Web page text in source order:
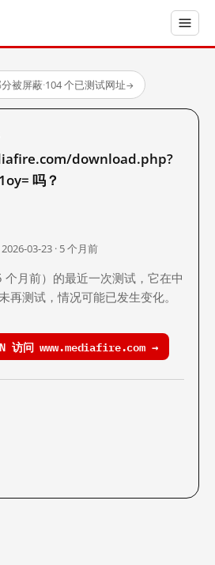
被屏蔽·104 个已测试网址→
download.php?
吗？
03-23 · 5 个月前
月前）的最近一次测试，它在中
再测试，情况可能已发生变化。
访问 www.mediafire.com →